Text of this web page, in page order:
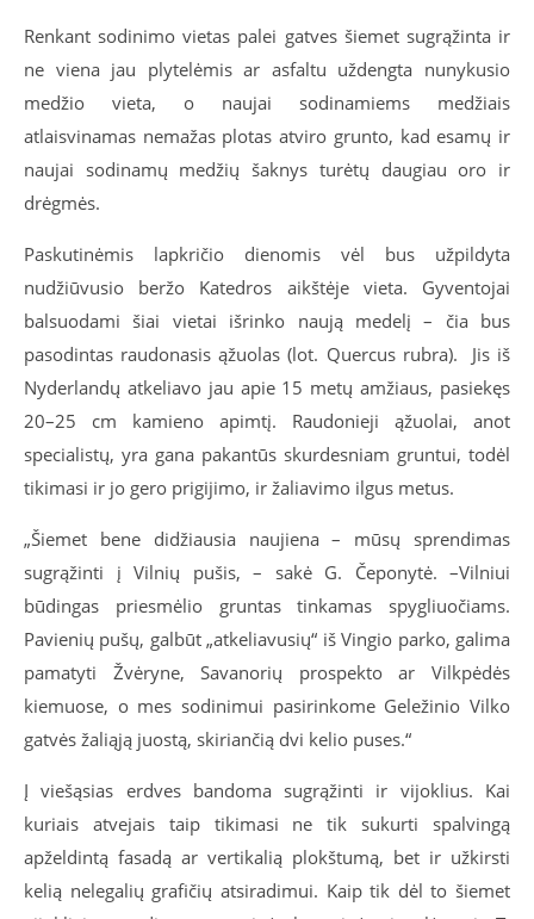
Renkant sodinimo vietas palei gatves šiemet sugrąžinta ir
ne viena jau plytelėmis ar asfaltu uždengta nunykusio
medžio vieta, o naujai sodinamiems medžiais
atlaisvinamas nemažas plotas atviro grunto, kad esamų ir
naujai sodinamų medžių šaknys turėtų daugiau oro ir
drėgmės.
Paskutinėmis lapkričio dienomis vėl bus užpildyta
nudžiūvusio beržo Katedros aikštėje vieta. Gyventojai
balsuodami šiai vietai išrinko naują medelį – čia bus
pasodintas raudonasis ąžuolas (lot. Quercus rubra). Jis iš
Nyderlandų atkeliavo jau apie 15 metų amžiaus, pasiekęs
20–25 cm kamieno apimtį. Raudonieji ąžuolai, anot
specialistų, yra gana pakantūs skurdesniam gruntui, todėl
tikimasi ir jo gero prigijimo, ir žaliavimo ilgus metus.
„Šiemet bene didžiausia naujiena – mūsų sprendimas
sugrąžinti į Vilnių pušis, – sakė G. Čeponytė. –Vilniui
būdingas priesmėlio gruntas tinkamas spygliuočiams.
Pavienių pušų, galbūt „atkeliavusių“ iš Vingio parko, galima
pamatyti Žvėryne, Savanorių prospekto ar Vilkpėdės
kiemuose, o mes sodinimui pasirinkome Geležinio Vilko
gatvės žaliąją juostą, skiriančią dvi kelio puses.“
Į viešąsias erdves bandoma sugrąžinti ir vijoklius. Kai
kuriais atvejais taip tikimasi ne tik sukurti spalvingą
apželdintą fasadą ar vertikalią plokštumą, bet ir užkirsti
kelią nelegalių grafičių atsiradimui. Kaip tik dėl to šiemet